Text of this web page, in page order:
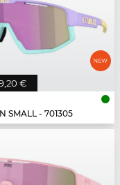
€
SMALL - 701305